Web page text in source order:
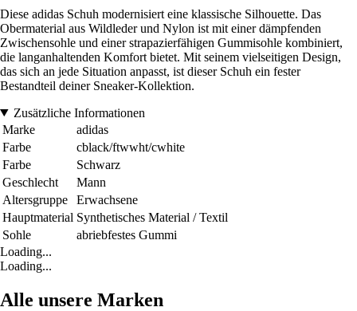
Diese adidas Schuh modernisiert eine klassische Silhouette. Das
Obermaterial aus Wildleder und Nylon ist mit einer dämpfenden
Zwischensohle und einer strapazierfähigen Gummisohle kombiniert,
die langanhaltenden Komfort bietet. Mit seinem vielseitigen Design,
das sich an jede Situation anpasst, ist dieser Schuh ein fester
Bestandteil deiner Sneaker-Kollektion.
Zusätzliche Informationen
Marke
adidas
Farbe
cblack/ftwwht/cwhite
Farbe
Schwarz
Geschlecht
Mann
Altersgruppe
Erwachsene
Hauptmaterial Synthetisches Material / Textil
Sohle
abriebfestes Gummi
Loading...
Loading...
Alle unsere Marken